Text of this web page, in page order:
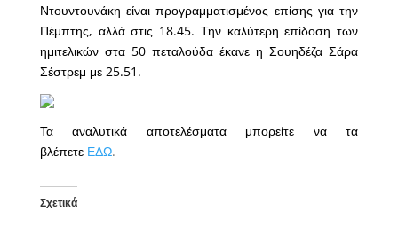
Ντουντουνάκη είναι προγραμματισμένος επίσης για την
Πέμπτης, αλλά στις 18.45. Την καλύτερη επίδοση των
ημιτελικών στα 50 πεταλούδα έκανε η Σουηδέζα Σάρα
Σέστρεμ με 25.51.
Τα αναλυτικά αποτελέσματα μπορείτε να τα
βλέπετε ΕΔΩ.
Σχετικά